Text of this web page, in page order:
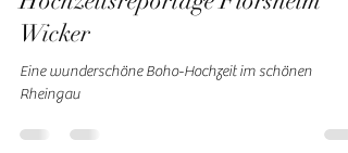
Yasmin Stagge
25. März 2019
Hochzeitsreportage Flörsheim
Wicker